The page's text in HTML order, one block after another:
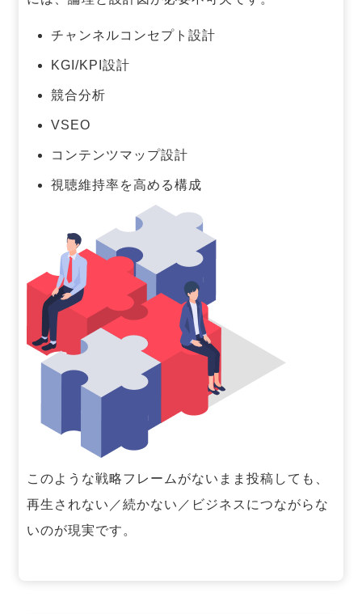
チャンネルコンセプト設計
KGI/KPI設計
競合分析
VSEO
コンテンツマップ設計
視聴維持率を高める構成
このような戦略フレームがないまま投稿しても、
再生されない／続かない／ビジネスにつながらな
いのが現実です。